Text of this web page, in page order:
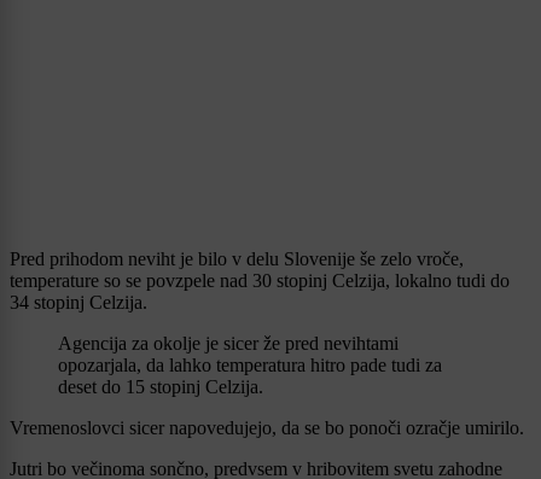
Pred prihodom neviht je bilo v delu Slovenije še zelo vroče,
temperature so se povzpele nad 30 stopinj Celzija, lokalno tudi do
34 stopinj Celzija.
Agencija za okolje je sicer že pred nevihtami
opozarjala, da lahko temperatura hitro pade tudi za
deset do 15 stopinj Celzija.
Vremenoslovci sicer napovedujejo, da se bo ponoči ozračje umirilo.
Jutri bo večinoma sončno, predvsem v hribovitem svetu zahodne